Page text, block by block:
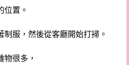
位置。
服，然後從客廳開始打掃。
物很多，